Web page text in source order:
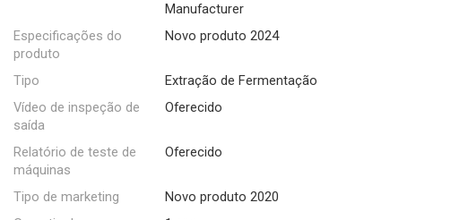
Manufacturer
Especificações do
produto
Novo produto 2024
Tipo
Extração de Fermentação
Vídeo de inspeção de
saída
Oferecido
Relatório de teste de
máquinas
Oferecido
Tipo de marketing
Novo produto 2020